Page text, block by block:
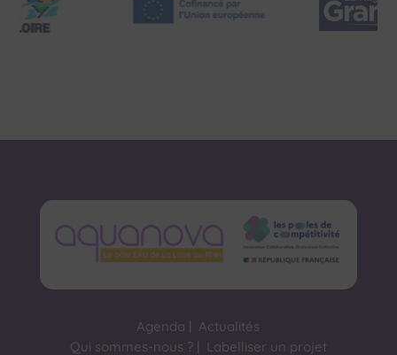
Agenda | Actualités
Qui sommes-nous ?| Labelliser un projet